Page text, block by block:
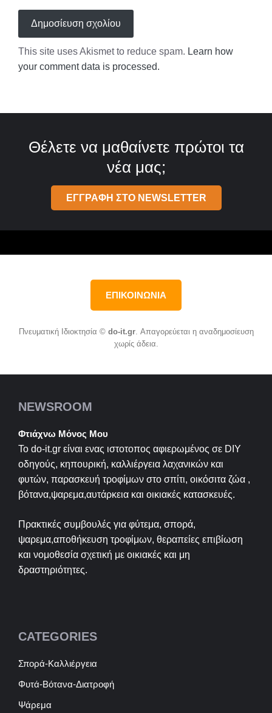
This site uses Akismet to reduce spam. Learn how
your comment data is processed.
Θέλετε να μαθαίνετε πρώτοι τα
νέα μας;
ΕΓΓΡΑΦΗ ΣΤΟ NEWSLETTER
ΕΠΙΚΟΙΝΩΝΙΑ
Πνευματική Ιδιοκτησία © do-it.gr. Απαγορεύεται η αναδημοσίευση
χωρίς άδεια.
NEWSROOM
Φτιάχνω Μόνος Μου
Το do-it.gr είναι ενας ιστοτοπος αφιερωμένος σε DIY
οδηγούς, κηπουρική, καλλιέργεια λαχανικών και
φυτών, παρασκευή τροφίμων στο σπίτι, οικόσιτα ζώα ,
βότανα,ψαρεμα,αυτάρκεια και οικιακές κατασκευές.
Πρακτικές συμβουλές για φύτεμα, σπορά,
ψαρεμα,αποθήκευση τροφίμων, θεραπείες επιβίωση
και νομοθεσία σχετική με οικιακές και μη
δραστηριότητες.
CATEGORIES
Σπορά-Καλλιέργεια
Φυτά-Βότανα-Διατροφή
Ψάρεμα